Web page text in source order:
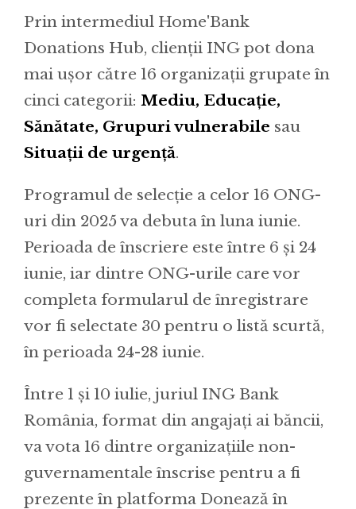
Prin intermediul Home'Bank
Donations Hub, clienții ING pot dona
mai ușor către 16 organizații grupate în
cinci categorii: Mediu, Educație,
Sănătate, Grupuri vulnerabile sau
Situații de urgență.
Programul de selecție a celor 16 ONG-
uri din 2025 va debuta în luna iunie.
Perioada de înscriere este între 6 și 24
iunie, iar dintre ONG-urile care vor
completa formularul de înregistrare
vor fi selectate 30 pentru o listă scurtă,
în perioada 24-28 iunie.
Între 1 și 10 iulie, juriul ING Bank
România, format din angajați ai băncii,
va vota 16 dintre organizațiile non-
guvernamentale înscrise pentru a fi
prezente în platforma Donează în